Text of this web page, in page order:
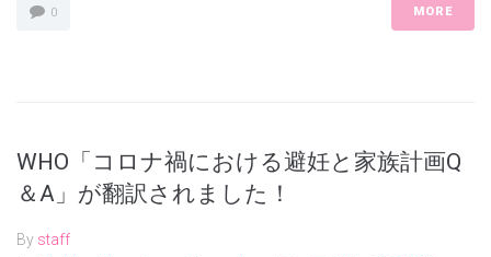
0 MORE
WHO「コロナ禍における避妊と家族計画Q
＆A」が翻訳されました！
By staff